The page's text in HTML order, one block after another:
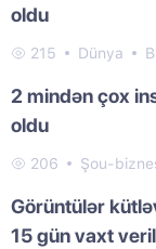
oldu
215 Dünya
2 mindən çox
oldu
206 Şou-
Görüntülər
15 gün vaxt